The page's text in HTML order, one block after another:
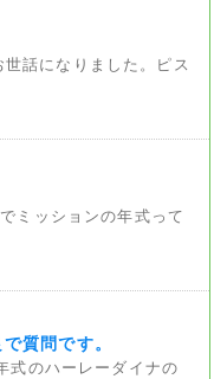
話になりました。ピス
ミッションの年式って
質問です。
式のハーレーダイナの